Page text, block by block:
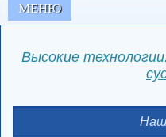
MЕНЮ
Высокие